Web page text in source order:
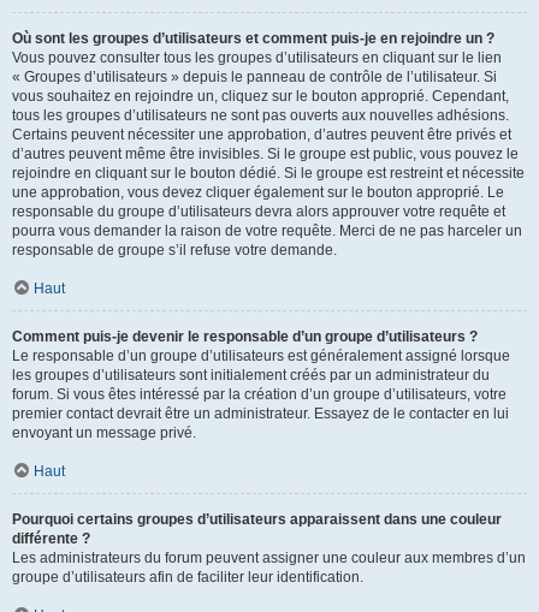
Où sont les groupes d’utilisateurs et comment puis-je en rejoindre un ?
Vous pouvez consulter tous les groupes d’utilisateurs en cliquant sur le lien
« Groupes d’utilisateurs » depuis le panneau de contrôle de l’utilisateur. Si
vous souhaitez en rejoindre un, cliquez sur le bouton approprié. Cependant,
tous les groupes d’utilisateurs ne sont pas ouverts aux nouvelles adhésions.
Certains peuvent nécessiter une approbation, d’autres peuvent être privés et
d’autres peuvent même être invisibles. Si le groupe est public, vous pouvez le
rejoindre en cliquant sur le bouton dédié. Si le groupe est restreint et nécessite
une approbation, vous devez cliquer également sur le bouton approprié. Le
responsable du groupe d’utilisateurs devra alors approuver votre requête et
pourra vous demander la raison de votre requête. Merci de ne pas harceler un
responsable de groupe s’il refuse votre demande.
Haut
Comment puis-je devenir le responsable d’un groupe d’utilisateurs ?
Le responsable d’un groupe d’utilisateurs est généralement assigné lorsque
les groupes d’utilisateurs sont initialement créés par un administrateur du
forum. Si vous êtes intéressé par la création d’un groupe d’utilisateurs, votre
premier contact devrait être un administrateur. Essayez de le contacter en lui
envoyant un message privé.
Haut
Pourquoi certains groupes d’utilisateurs apparaissent dans une couleur
différente ?
Les administrateurs du forum peuvent assigner une couleur aux membres d’un
groupe d’utilisateurs afin de faciliter leur identification.